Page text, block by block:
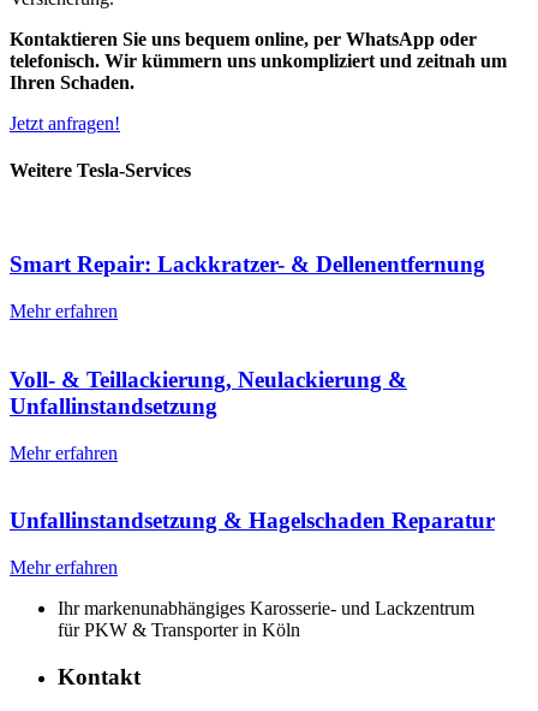
Kontaktieren Sie uns bequem online, per WhatsApp oder
telefonisch. Wir kümmern uns unkompliziert und zeitnah um
Ihren Schaden.
Jetzt anfragen!
Weitere Tesla-Services
Smart Repair: Lackkratzer- & Dellenentfernung
Mehr erfahren
Voll- & Teillackierung, Neulackierung &
Unfallinstandsetzung
Mehr erfahren
Unfallinstandsetzung & Hagelschaden Reparatur
Mehr erfahren
Ihr markenunabhängiges Karosserie- und Lackzentrum
für PKW & Transporter in Köln
Kontakt